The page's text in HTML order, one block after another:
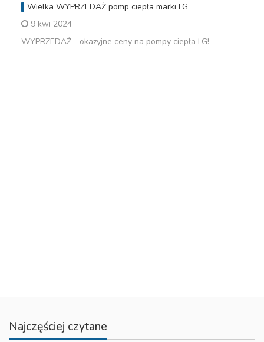
Wielka WYPRZEDAŻ pomp ciepła marki LG
9 kwi 2024
WYPRZEDAŻ - okazyjne ceny na pompy ciepła LG!
Najczęściej czytane